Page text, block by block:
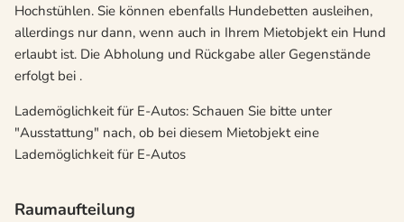
Hochstühlen. Sie können ebenfalls Hundebetten ausleihen,
allerdings nur dann, wenn auch in Ihrem Mietobjekt ein Hund
erlaubt ist. Die Abholung und Rückgabe aller Gegenstände
erfolgt bei .
Lademöglichkeit für E-Autos: Schauen Sie bitte unter
"Ausstattung" nach, ob bei diesem Mietobjekt eine
Lademöglichkeit für E-Autos
Raumaufteilung